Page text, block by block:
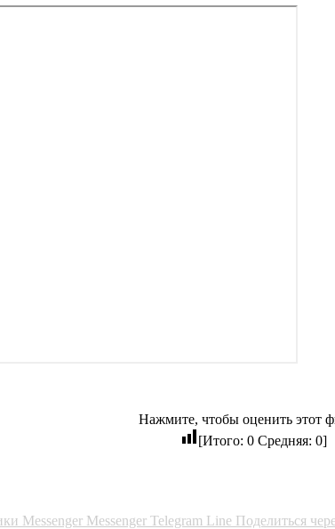
Нажмите, чтобы оценить этот
[Итого: 0Средняя: 0]
Messenger Messenger Telegram Line Поделиться